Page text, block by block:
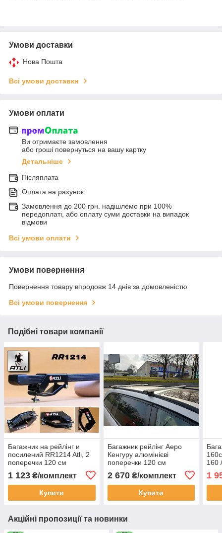
Умови доставки
Нова Пошта
Всі умови доставки
Умови оплати
Ви отримаєте замовлення
або гроші повернуться на вашу картку
Детальніше
Післяплата
Оплата на рахунок
Замовлення до 200 грн. надішлемо при 100%
передоплаті, або оплату суми доставки на випадок
відмови
Всі умови оплати
Умови повернення
Повернення товару впродовж 14 днів за домовленістю
Всі умови повернення
Подібні товари компанії
Багажник на рейлінг и
посилений RR1214 Atli, 2
поперечки 120 см
1 123 ₴/комплект
Купити
Багажник рейлінг Аеро
Кенгуру алюмінієві
поперечки 120 см
2 670₴/комплект
Купити
160
1
Акційні пропозиції та новинки